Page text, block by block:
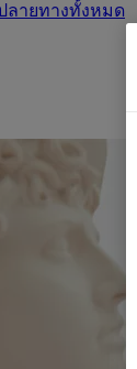
ลายทางทั้งหมด